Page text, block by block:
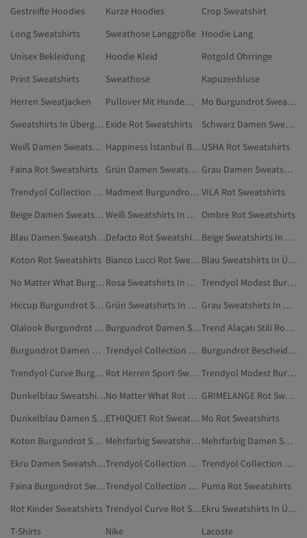
Gestreifte Hoodies
Kurze Hoodies
Crop Sweatshirt
Long Sweatshirts
Sweathose Langgröße Hoodie Lang
Unisex Bekleidung
Hoodie Kleid
Rotgold Ohrringe
Print Sweatshirts
Sweathose
Kapuzenbluse
Herren Sweatjacken
Pullover Mit Hundemotiv
Mo Burgundrot Sweatshirts
Sweatshirts In Übergröße Exide Rot Sweatshirts
Schwarz Damen Sweatshirts In Übergröße
Weiß Damen Sweatshirts In Übergröße
Happiness İstanbul Burgundrot SweatshirtsUSHA Rot Sweatshirts
Faina Rot Sweatshirts
Grün Damen Sweatshirts In Übergröße
Grau Damen Sweatshirts In Übergröße
Trendyol Collection Sweatshirts In Übergröße
Madmext Burgundrot Sweatshirts VILA Rot Sweatshirts
Beige Damen Sweatshirts In Übergröße
Weiß Sweatshirts In Übergröße Ombre Rot Sweatshirts
Blau Damen Sweatshirts In Übergröße
Defacto Rot Sweatshirts
Beige Sweatshirts In Übergröße
Koton Rot Sweatshirts
Bianco Lucci Rot Sweatshirts
Blau Sweatshirts In Übergröße
No Matter What Burgundrot Bescheidene Sweatshirts
Rosa Sweatshirts In Übergröße
Trendyol Modest Burgundrot Bescheidene Sweatshirts
Hiccup Burgundrot Sweatshirts
Grün Sweatshirts In Übergröße
Grau Sweatshirts In Übergröße
Olalook Burgundrot Sweatshirts
Burgundrot Damen Sweatshirts
Trend Alaçatı Stili Rot Sweatshirts
Burgundrot Damen Bescheidene Sweatshirts
Trendyol Collection Grau Sweatshirts In Übergröße
Burgundrot Bescheidene Sweatshirts
Trendyol Curve Burgundrot Sweatshirts In Übergröße
Rot Herren Sport-Sweatshirts
Trendyol Modest Burgundrot Sweatshirts
Dunkelblau Sweatshirts In Übergröße
No Matter What Rot Sweatshirts
GRIMELANGE Rot Sweatshirts
Dunkelblau Damen Sweatshirts In Übergröße
ETHIQUET Rot Sweatshirts Mo Rot Sweatshirts
Koton Burgundrot Sweatshirts
Mehrfarbig Sweatshirts In Übergröße
Mehrfarbig Damen Sweatshirts In Übergröße
Ekru Damen Sweatshirts In Übergröße
Trendyol Collection Blau Sweatshirts In Übergröße
Trendyol Collection Dunkelblau Sweatshirts In Übergröße
Faina Burgundrot Sweatshirts
Trendyol Collection Weiß Sweatshirts In Übergröße Puma Rot Sweatshirts
Rot Kinder Sweatshirts
Trendyol Curve Rot Sweatshirts
Ekru Sweatshirts In Übergröße
T-Shirts
Nike
Lacoste